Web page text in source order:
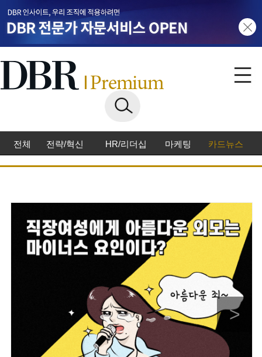
전체 전략/혁신 HR/리더십 마케팅 카드뉴스
>